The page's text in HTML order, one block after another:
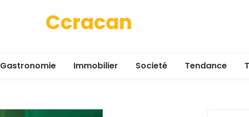
Ccracan
Gastronomie Immobilier Societé Tendance